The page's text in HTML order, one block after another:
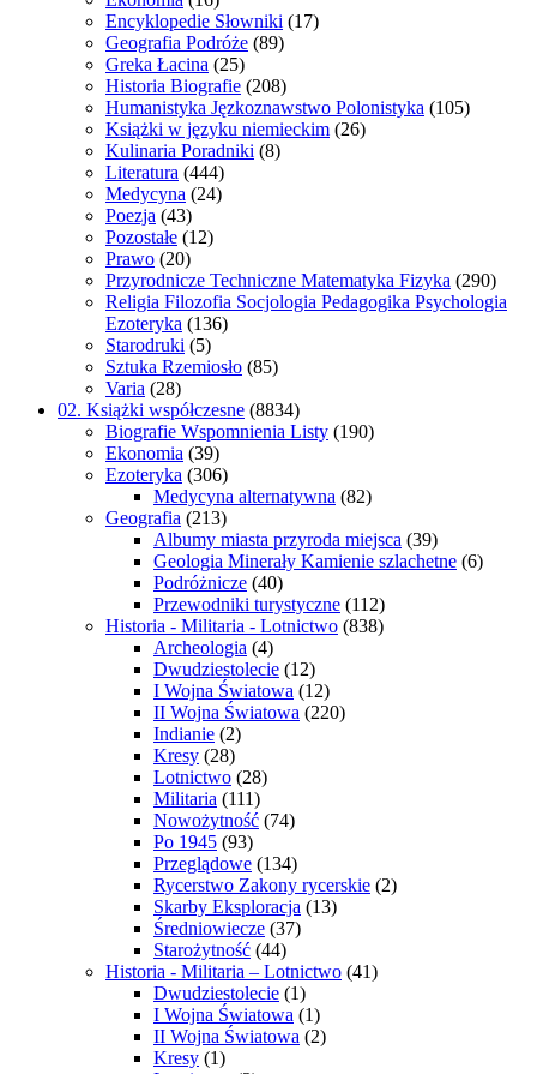
Encyklopedie Słowniki (17)
Geografia Podróże (89)
Greka Łacina (25)
Historia Biografie (208)
Humanistyka Jęzkoznawstwo Polonistyka (105)
Książki w języku niemieckim (26)
Kulinaria Poradniki (8)
Literatura (444)
Medycyna (24)
Poezja (43)
Pozostałe (12)
Prawo (20)
Przyrodnicze Techniczne Matematyka Fizyka (290)
Religia Filozofia Socjologia Pedagogika Psychologia
Ezoteryka (136)
Starodruki (5)
Sztuka Rzemiosło (85)
Varia (28)
02. Książki współczesne (8834)
Biografie Wspomnienia Listy (190)
Ekonomia (39)
Ezoteryka (306)
Medycyna alternatywna (82)
Geografia (213)
Albumy miasta przyroda miejsca (39)
Geologia Minerały Kamienie szlachetne (6)
Podróżnicze (40)
Przewodniki turystyczne (112)
Historia - Militaria - Lotnictwo (838)
Archeologia (4)
Dwudziestolecie (12)
I Wojna Światowa (12)
II Wojna Światowa (220)
Indianie (2)
Kresy (28)
Lotnictwo (28)
Militaria (111)
Nowożytność (74)
Po 1945 (93)
Przeglądowe (134)
Rycerstwo Zakony rycerskie (2)
Skarby Eksploracja (13)
Średniowiecze (37)
Starożytność (44)
Historia - Militaria – Lotnictwo (41)
Dwudziestolecie (1)
I Wojna Światowa (1)
II Wojna Światowa (2)
Kresy (1)